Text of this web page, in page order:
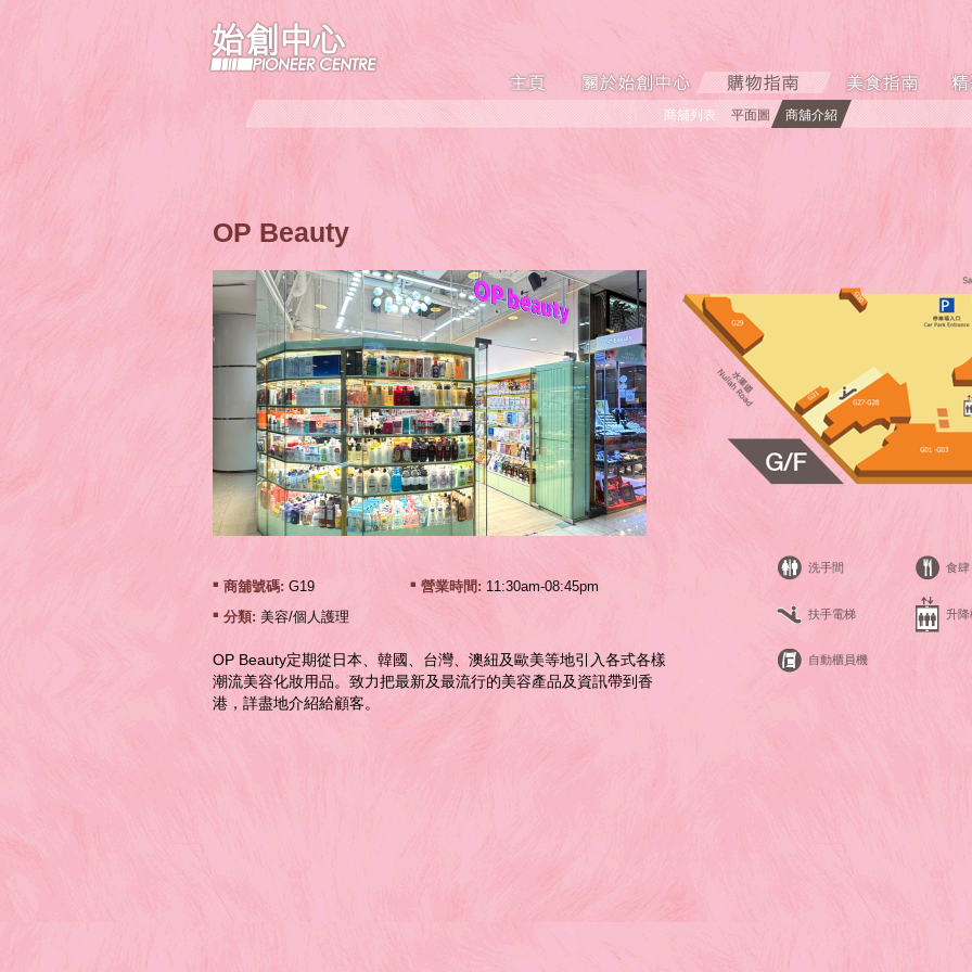
商舖列表 平面圖 商舖介紹
OP Beauty
商舖號碼: G19 營業時間: 11:30am-08:45pm
分類: 美容/個人護理
OP Beauty定期從⽇本、韓國、台灣、澳紐及歐美等地引⼊各式各樣
潮流美容化妝⽤品。致⼒把最新及最流⾏的美容產品及資訊帶到⾹
港，詳盡地介紹給顧客。
洗手間 食肆
扶手電梯 升降
自動櫃員機